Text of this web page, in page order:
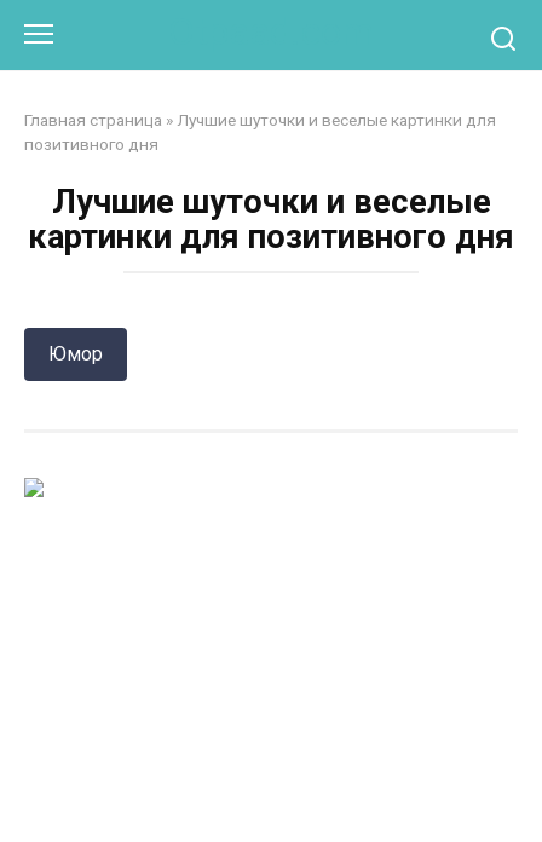
контенту
Главная страница » Лучшие шуточки и веселые картинки для
позитивного дня
Лучшие шуточки и веселые
картинки для позитивного дня
Юмор